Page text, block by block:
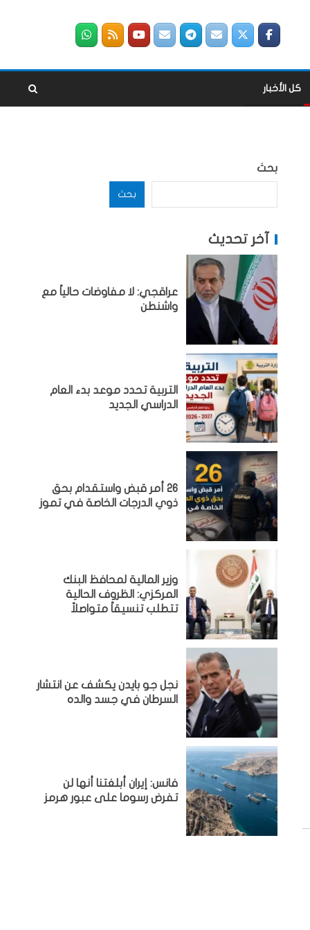
كل الأخبار
بحث
بحث
آخر تحديث
عراقجي: لا مفاوضات حالياً مع
واشنطن
التربية تحدد موعد بدء العام
الدراسي الجديد
26 أمر قبض واستقدام بحق
ذوي الدرجات الخاصة في تموز
وزير المالية لمحافظ البنك
المركزي: الظروف الحالية
تتطلب تنسيقاً متواصلاً
نجل جو بايدن يكشف عن انتشار
السرطان في جسد والده
فانس: إيران أبلغتنا أنها لن
تفرض رسوما على عبور هرمز